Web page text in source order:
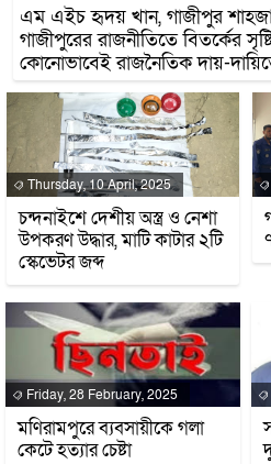
এম এইচ হৃদয় খান, গাজীপুর
গাজীপুরের রাজনীতিতে বিতর্কের
কোনোভাবেই রাজনৈতিক দায়-
Thursday, 10 April, 2025
চন্দনাইশে দেশীয় অস্ত্র ও নেশা
উপকরণ উদ্ধার, মাটি কাটার ২টি
স্কেভেটর জব্দ
Friday, 28 February, 2025
মণিরামপুরে ব্যবসায়ীকে গলা
কেটে হত্যার চেষ্টা